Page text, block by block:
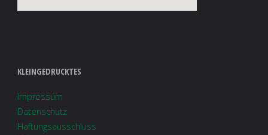
KLEINGEDRUCKTES
Impressum
Datenschutz
Haftungsausschluss